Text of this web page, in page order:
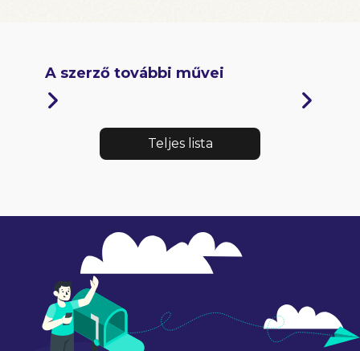
A szerző további művei
Teljes lista